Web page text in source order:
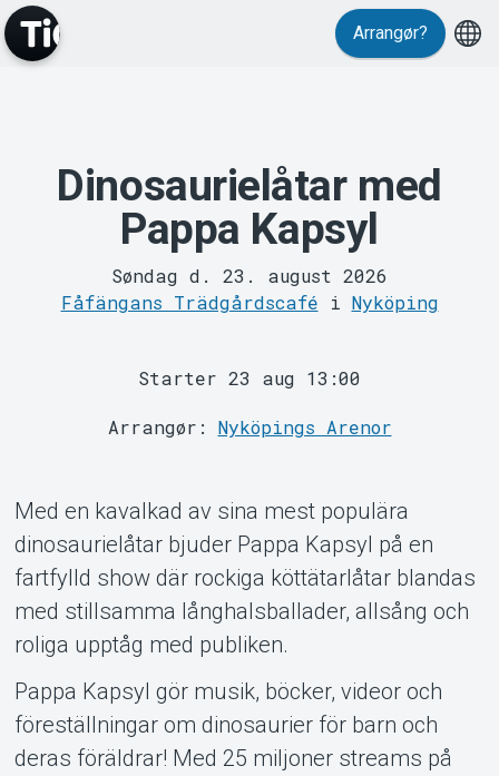
MyTickster
Om Tickster
Arrangør?
Dinosaurielåtar med
Pappa Kapsyl
Søndag d. 23. august 2026
Fåfängans Trädgårdscafé i Nyköping
Starter 23 aug 13:00
Arrangør: Nyköpings Arenor
Med en kavalkad av sina mest populära
dinosaurielåtar bjuder Pappa Kapsyl på en
fartfylld show där rockiga köttätarlåtar blandas
med stillsamma långhalsballader, allsång och
roliga upptåg med publiken.
Pappa Kapsyl gör musik, böcker, videor och
föreställningar om dinosaurier för barn och
deras föräldrar! Med 25 miljoner streams på